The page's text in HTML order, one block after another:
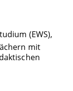
(EWS),
mit